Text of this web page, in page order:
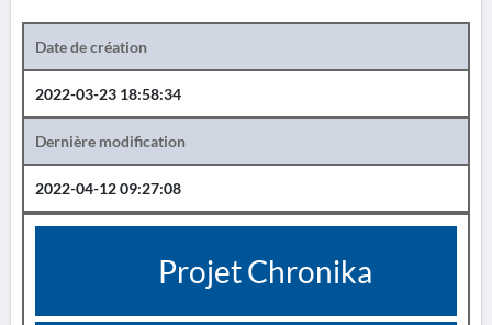
Date de création
2022-03-23 18:58:34
Dernière modification
2022-04-12 09:27:08
Projet Chronika